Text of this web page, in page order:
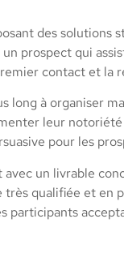
des
prospect qui
contact et la
à organiser
leur
pour les
un livrable
qualifiée et en